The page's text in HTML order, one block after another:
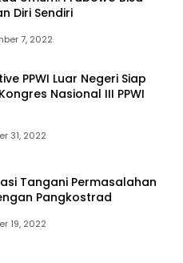
Diri Sendiri
7, 2022
PPWI Luar Negeri Siap
Nasional III PPWI
31, 2022
Tangani Permasalahan
Pangkostrad
19, 2022